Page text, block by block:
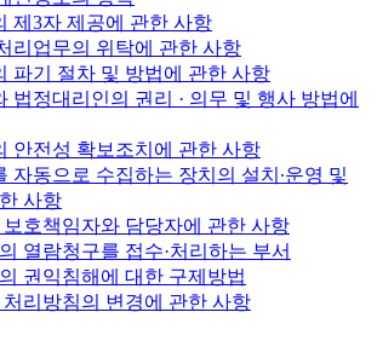
제3자 제공에 관한 사항
리업무의 위탁에 관한 사항
파기 절차 및 방법에 관한 사항
법정대리인의 권리 · 의무 및 행사 방법에
안전성 확보조치에 관한 사항
자동으로 수집하는 장치의 설치∙운영 및
사항
보호책임자와 담당자에 관한 사항
열람청구를 접수·처리하는 부서
권익침해에 대한 구제방법
처리방침의 변경에 관한 사항